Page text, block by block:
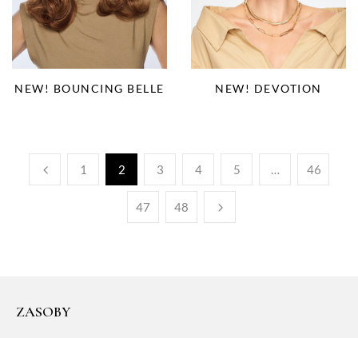
NEW! BOUNCING BELLE NEW! DEVOTION
1 2 3 4 5 … 46
47 48
ZASOBY